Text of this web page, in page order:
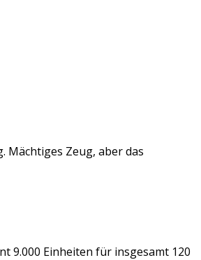
Mächtiges Zeug, aber das
9.000 Einheiten für insgesamt 120